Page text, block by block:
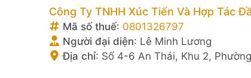
Công Ty TNHH Xúc Tiến Và Hợp Tác
Mã số thuế: 0801326797
Người đại diện: Lê Minh Lương
Địa chỉ: Số 4-6 An Thái, Khu 2,